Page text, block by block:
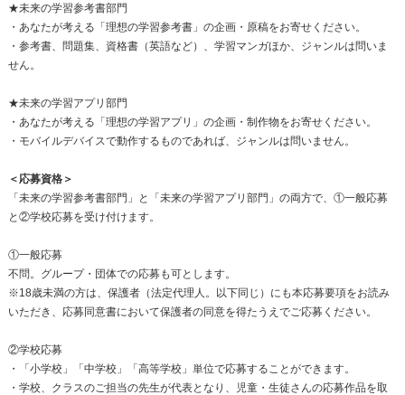
★未来の学習参考書部門
・あなたが考える「理想の学習参考書」の企画・原稿をお寄せください。
・参考書、問題集、資格書（英語など）、学習マンガほか、ジャンルは問いま
せん。
★未来の学習アプリ部門
・あなたが考える「理想の学習アプリ」の企画・制作物をお寄せください。
・モバイルデバイスで動作するものであれば、ジャンルは問いません。
＜応募資格＞
「未来の学習参考書部門」と「未来の学習アプリ部門」の両方で、①一般応募
と②学校応募を受け付けます。
①一般応募
不問。グループ・団体での応募も可とします。
※18歳未満の方は、保護者（法定代理人。以下同じ）にも本応募要項をお読み
いただき、応募同意書において保護者の同意を得たうえでご応募ください。
②学校応募
・「小学校」「中学校」「高等学校」単位で応募することができます。
・学校、クラスのご担当の先生が代表となり、児童・生徒さんの応募作品を取